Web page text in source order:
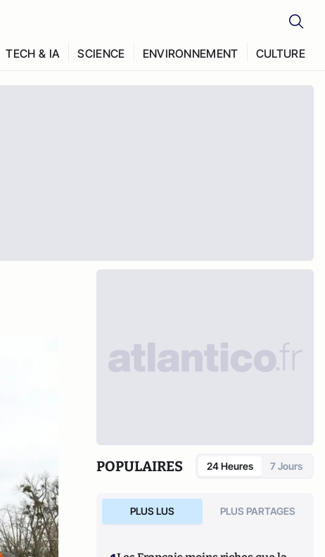
TECH & IA SCIENCE ENVIRONNEMENT CULTURE
POPULAIRES 24 Heures 7 Jours
PLUS LUS PLUS PARTAGES